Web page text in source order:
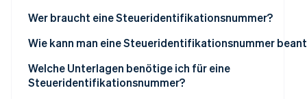
Jetzt ansehen
Geschäftliche von privaten Angelegenheiten trennen
Schutz Ihrer persönlichen Daten
Höhere Seriosität
Wer braucht eine Steueridentifikationsnummer?
Unternehmen mit Angestellten
Unternehmen, die als eigenständige juristische
agieren
Wie kann man eine Steueridentifikationsnummer
Rechtsform wählen
Welche Unterlagen benötige ich für eine
Steueridentifikationsnummer?